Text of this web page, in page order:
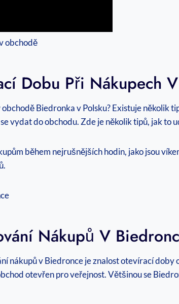
Dobu Při Nákupech
Biedronka v Polsku? Existuje několik
vydat do obchodu. Zde je několik tipů, jak to
během nejrušnějších hodin, jako jsou
Nákupů V
nákupů v Biedronce je znalost otevírací doby
otevřen pro veřejnost. Většinou se